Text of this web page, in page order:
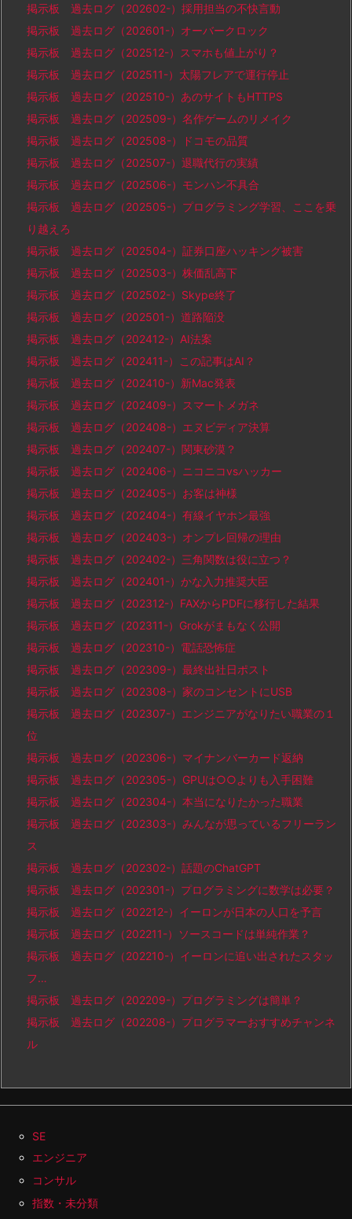
掲示板 過去ログ（202602-）採用担当の不快言動
掲示板 過去ログ（202601-）オーバークロック
掲示板 過去ログ（202512-）スマホも値上がり？
掲示板 過去ログ（202511-）太陽フレアで運行停止
掲示板 過去ログ（202510-）あのサイトもHTTPS
掲示板 過去ログ（202509-）名作ゲームのリメイク
掲示板 過去ログ（202508-）ドコモの品質
掲示板 過去ログ（202507-）退職代行の実績
掲示板 過去ログ（202506-）モンハン不具合
掲示板 過去ログ（202505-）プログラミング学習、ここを乗
り越えろ
掲示板 過去ログ（202504-）証券口座ハッキング被害
掲示板 過去ログ（202503-）株価乱高下
掲示板 過去ログ（202502-）Skype終了
掲示板 過去ログ（202501-）道路陥没
掲示板 過去ログ（202412-）AI法案
掲示板 過去ログ（202411-）この記事はAI？
掲示板 過去ログ（202410-）新Mac発表
掲示板 過去ログ（202409-）スマートメガネ
掲示板 過去ログ（202408-）エヌビディア決算
掲示板 過去ログ（202407-）関東砂漠？
掲示板 過去ログ（202406-）ニコニコvsハッカー
掲示板 過去ログ（202405-）お客は神様
掲示板 過去ログ（202404-）有線イヤホン最強
掲示板 過去ログ（202403-）オンプレ回帰の理由
掲示板 過去ログ（202402-）三角関数は役に立つ？
掲示板 過去ログ（202401-）かな入力推奨大臣
掲示板 過去ログ（202312-）FAXからPDFに移行した結果
掲示板 過去ログ（202311-）Grokがまもなく公開
掲示板 過去ログ（202310-）電話恐怖症
掲示板 過去ログ（202309-）最終出社日ポスト
掲示板 過去ログ（202308-）家のコンセントにUSB
掲示板 過去ログ（202307-）エンジニアがなりたい職業の１
位
掲示板 過去ログ（202306-）マイナンバーカード返納
掲示板 過去ログ（202305-）GPUは○○よりも入手困難
掲示板 過去ログ（202304-）本当になりたかった職業
掲示板 過去ログ（202303-）みんなが思っているフリーラン
ス
掲示板 過去ログ（202302-）話題のChatGPT
掲示板 過去ログ（202301-）プログラミングに数学は必要？
掲示板 過去ログ（202212-）イーロンが日本の人口を予言
掲示板 過去ログ（202211-）ソースコードは単純作業？
掲示板 過去ログ（202210-）イーロンに追い出されたスタッ
フ…
掲示板 過去ログ（202209-）プログラミングは簡単？
掲示板 過去ログ（202208-）プログラマーおすすめチャンネ
ル
SE
エンジニア
コンサル
指数・未分類